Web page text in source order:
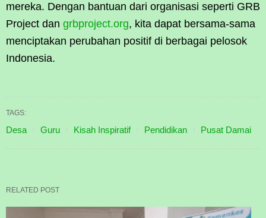
mereka. Dengan bantuan dari organisasi seperti GRB
Project dan grbproject.org, kita dapat bersama-sama
menciptakan perubahan positif di berbagai pelosok
Indonesia.
TAGS:
Desa Guru Kisah Inspiratif Pendidikan Pusat Damai
RELATED POST